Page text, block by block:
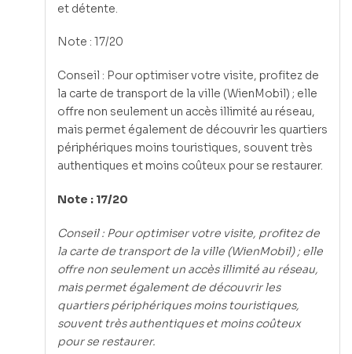
et détente.
Note : 17/20
Conseil : Pour optimiser votre visite, profitez de
la carte de transport de la ville (WienMobil) ; elle
offre non seulement un accès illimité au réseau,
mais permet également de découvrir les quartiers
périphériques moins touristiques, souvent très
authentiques et moins coûteux pour se restaurer.
Note : 17/20
Conseil : Pour optimiser votre visite, profitez de
la carte de transport de la ville (WienMobil) ; elle
offre non seulement un accès illimité au réseau,
mais permet également de découvrir les
quartiers périphériques moins touristiques,
souvent très authentiques et moins coûteux
pour se restaurer.